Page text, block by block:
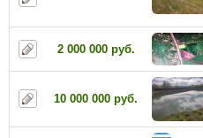
2 000 000 руб.
10 000 000 руб.